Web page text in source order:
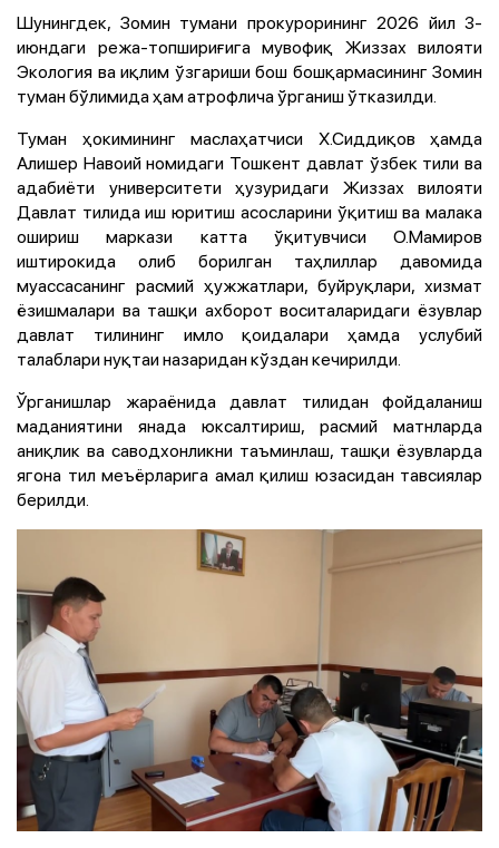
Шунингдек, Зомин тумани прокурорининг 2026 йил 3-
июндаги режа-топшириғига мувофиқ Жиззах вилояти
Экология ва иқлим ўзгариши бош бошқармасининг Зомин
туман бўлимида ҳам атрофлича ўрганиш ўтказилди.
Туман ҳокимининг маслаҳатчиси Х.Сиддиқов ҳамда
Алишер Навоий номидаги Тошкент давлат ўзбек тили ва
адабиёти университети ҳузуридаги Жиззах вилояти
Давлат тилида иш юритиш асосларини ўқитиш ва малака
ошириш маркази катта ўқитувчиси О.Мамиров
иштирокида олиб борилган таҳлиллар давомида
муассасанинг расмий ҳужжатлари, буйруқлари, хизмат
ёзишмалари ва ташқи ахборот воситаларидаги ёзувлар
давлат тилининг имло қоидалари ҳамда услубий
талаблари нуқтаи назаридан кўздан кечирилди.
Ўрганишлар жараёнида давлат тилидан фойдаланиш
маданиятини янада юксалтириш, расмий матнларда
аниқлик ва саводхонликни таъминлаш, ташқи ёзувларда
ягона тил меъёрларига амал қилиш юзасидан тавсиялар
берилди.